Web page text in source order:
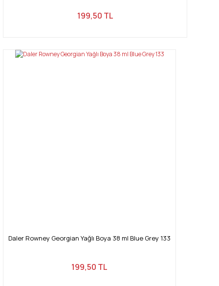
199,50 TL
Daler Rowney Georgian Yağlı Boya 38 ml Blue Grey 133
199,50 TL